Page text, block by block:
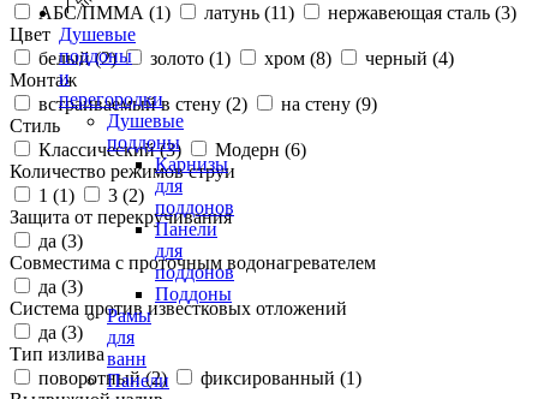
Душевые
поддоны
и
перегородки
Душевые
поддоны
Карнизы
для
поддонов
Панели
для
поддонов
Поддоны
Рамы
для
ванн
Панели
АБС/ПММА (1) латунь (11) нержавеющая сталь (3)
Цвет
белый (2) золото (1) хром (8) черный (4)
Монтаж
встраиваемый в стену (2) на стену (9)
Стиль
Классический (3) Модерн (6)
Количество режимов струи
1 (1) 3 (2)
Защита от перекручивания
да (3)
Совместима с проточным водонагревателем
да (3)
Система против известковых отложений
да (3)
Тип излива
поворотный (2) фиксированный (1)